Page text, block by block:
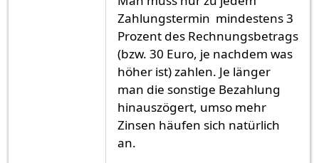
Zahlungstermin mindestens 3
Prozent des Rechnungsbetrags
(bzw. 30 Euro, je nachdem was
höher ist) zahlen. Je länger
man die sonstige Bezahlung
hinauszögert, umso mehr
Zinsen häufen sich natürlich
an.